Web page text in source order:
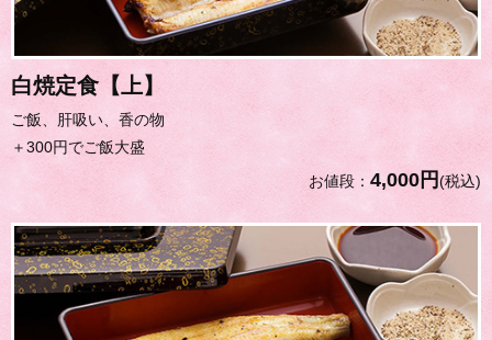
白焼定食【上】
ご飯、肝吸い、香の物
＋300円でご飯大盛
お値段： 4,000円(税込)